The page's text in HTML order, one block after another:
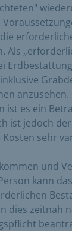
Als
anzusehen.
ist es ein
ist jedoch
sehr
und
kann
dies zeitnah